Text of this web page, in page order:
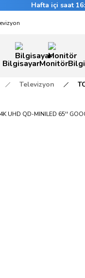
Hafta içi saat
BilgisayarMonitör
Televizyon